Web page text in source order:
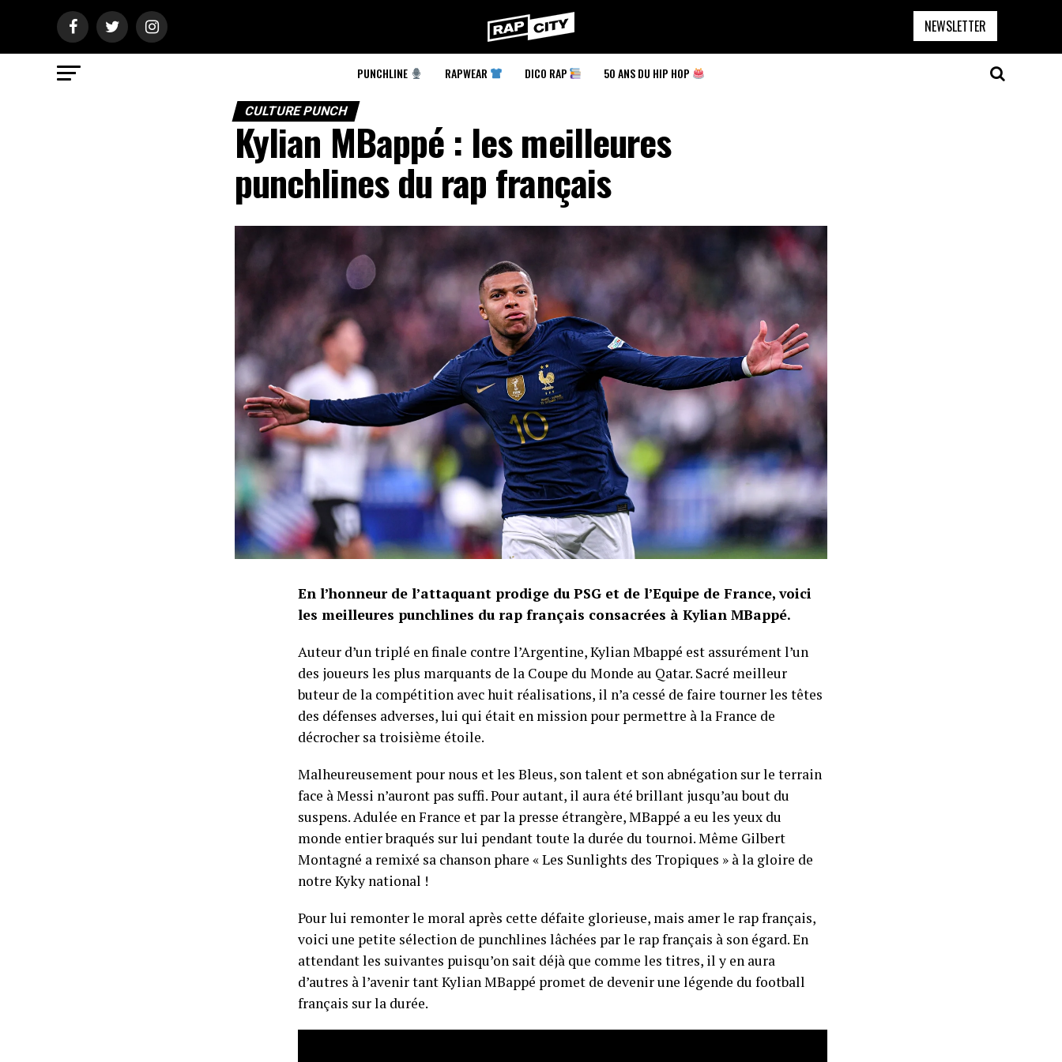
RapCity
NEWSLETTER
PUNCHLINE RAPWEAR DICO RAP 50 ANS DU HIP HOP
CULTURE PUNCH
Kylian MBappé : les meilleures
punchlines du rap français
En l’honneur de l’attaquant prodige du PSG et de l’Equipe de France, voici
les meilleures punchlines du rap français consacrées à Kylian MBappé.
Auteur d’un triplé en finale contre l’Argentine, Kylian Mbappé est assurément l’un
des joueurs les plus marquants de la Coupe du Monde au Qatar. Sacré meilleur
buteur de la compétition avec huit réalisations, il n’a cessé de faire tourner les têtes
des défenses adverses, lui qui était en mission pour permettre à la France de
décrocher sa troisième étoile.
Malheureusement pour nous et les Bleus, son talent et son abnégation sur le terrain
face à Messi n’auront pas suffi. Pour autant, il aura été brillant jusqu’au bout du
suspens. Adulée en France et par la presse étrangère, MBappé a eu les yeux du
monde entier braqués sur lui pendant toute la durée du tournoi. Même Gilbert
Montagné a remixé sa chanson phare « Les Sunlights des Tropiques » à la gloire de
notre Kyky national !
Pour lui remonter le moral après cette défaite glorieuse, mais amer le rap français,
voici une petite sélection de punchlines lâchées par le rap français à son égard. En
attendant les suivantes puisqu’on sait déjà que comme les titres, il y en aura
d’autres à l’avenir tant Kylian MBappé promet de devenir une légende du football
français sur la durée.